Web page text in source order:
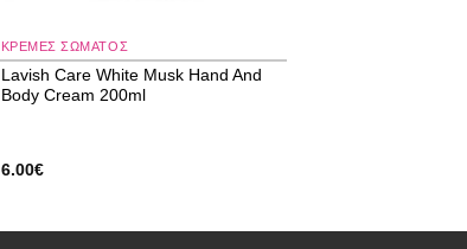
ΚΡΈΜΕΣ ΣΏΜΑΤΟΣ
Lavish Care White Musk Ηand And
Body Cream 200ml
6.00€